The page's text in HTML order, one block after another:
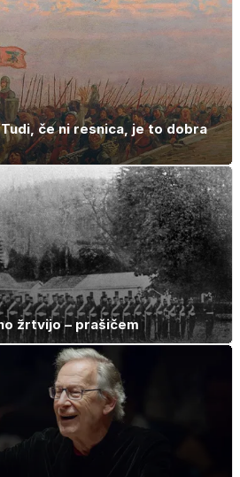
če ni resnica, je to dobra
žrtvijo – prašičem